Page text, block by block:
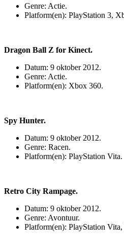
Genre: Actie.
Platform(en): PlayStation 3,
Dragon Ball Z for Kinect.
Datum: 9 oktober 2012.
Genre: Actie.
Platform(en): Xbox 360.
Spy Hunter.
Datum: 9 oktober 2012.
Genre: Racen.
Platform(en): PlayStation Vita.
Retro City Rampage.
Datum: 9 oktober 2012.
Genre: Avontuur.
Platform(en): PlayStation